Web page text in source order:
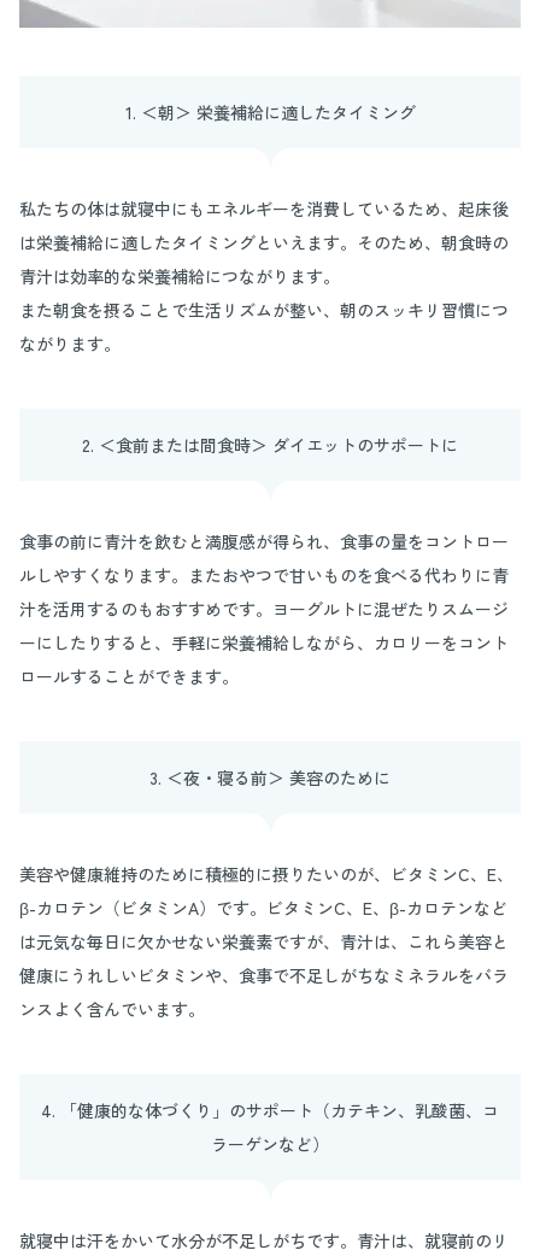
1. ＜朝＞ 栄養補給に適したタイミング
私たちの体は就寝中にもエネルギーを消費しているため、起床後
は栄養補給に適したタイミングといえます。そのため、朝食時の
青汁は効率的な栄養補給につながります。
また朝食を摂ることで生活リズムが整い、朝のスッキリ習慣につ
ながります。
2. ＜食前または間食時＞ ダイエットのサポートに
食事の前に青汁を飲むと満腹感が得られ、食事の量をコントロー
ルしやすくなります。またおやつで甘いものを食べる代わりに青
汁を活用するのもおすすめです。ヨーグルトに混ぜたりスムージ
ーにしたりすると、手軽に栄養補給しながら、カロリーをコント
ロールすることができます。
3. ＜夜・寝る前＞ 美容のために
美容や健康維持のために積極的に摂りたいのが、ビタミンC、E、
β-カロテン（ビタミンA）です。ビタミンC、E、β-カロテンなど
は元気な毎日に欠かせない栄養素ですが、青汁は、これら美容と
健康にうれしいビタミンや、食事で不足しがちなミネラルをバラ
ンスよく含んでいます。
4. 「健康的な体づくり」のサポート（カテキン、乳酸菌、コ
ラーゲンなど）
就寝中は汗をかいて水分が不足しがちです。青汁は、就寝前のリ